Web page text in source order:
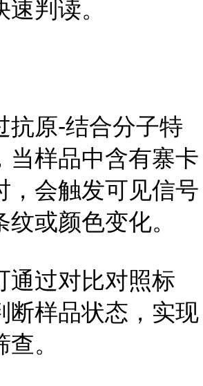
判读。
抗原-结合分子特
当样品中含有寨卡
，会触发可见信号
或颜色变化。
通过对比对照标
断样品状态，实现
。